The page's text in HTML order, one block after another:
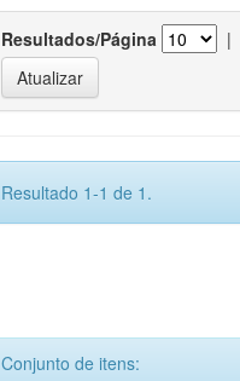
Resultados/Página |
Resultado 1-1 de 1.
Conjunto de itens: